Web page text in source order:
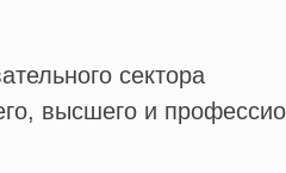
сектора
высшего и